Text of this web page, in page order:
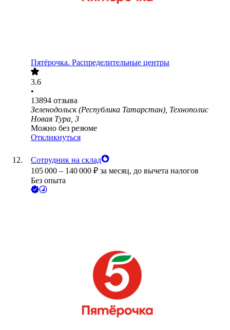
Пятёрочка. Распределительные центры
3.6
•
13894 отзыва
Зеленодольск (Республика Татарстан), Технополис
Новая Тура, 3
Можно без резюме
Откликнуться
Сотрудник на склад
105 000 – 140 000 ₽ за месяц, до вычета налогов
Без опыта